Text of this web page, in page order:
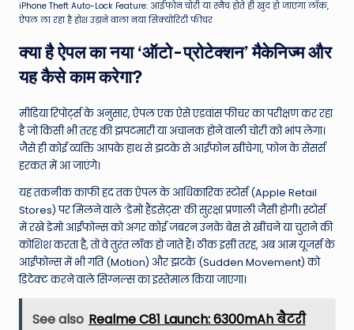
iPhone Theft Auto-Lock Feature: आईफोन चोरी या स्नैच होते ही खुद हो जाएगा लॉक,
ऐपल ला रहा है होश उड़ाने वाला नया सिक्योरिटी फीचर
क्या है ऐपल का नया ‘ऑटो-प्रोटेक्शन’ मैकेनिज्म और
यह कैसे काम करेगा?
मीडिया रिपोर्ट्स के अनुसार, ऐपल एक ऐसे एडवांस फीचर का परीक्षण कर रहा
है जो किसी भी तरह की झपटमारी या अचानक होने वाली चोरी को भांप लेगा।
जैसे ही कोई व्यक्ति आपके हाथ से झटके से आईफोन खींचेगा, फोन के सेंसर्स
हरकत में आ जाएंगे।
यह तकनीक काफी हद तक ऐपल के आधिकारिक स्टोर्स (Apple Retail
Stores) पर मिलने वाले ‘डेमो हैंडसेट्स’ की सुरक्षा प्रणाली जैसी होगी। स्टोर्स
में रखे डेमो आईफोन्स को अगर कोई जबरन उनके बेस से खींचने या चुराने की
कोशिश करता है, तो वे तुरंत लॉक हो जाते हैं। ठीक इसी तरह, अब आम यूजर्स के
आईफोन्स में भी गति (Motion) और झटके (Sudden Movement) को
डिटेक्ट करने वाले सिग्नल्स का इस्तेमाल किया जाएगा।
See also Realme C81 Launch: 6300mAh बैटरी